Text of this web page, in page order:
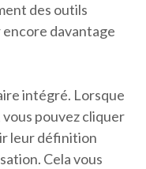
des outils
davantage
intégré. Lorsque
pouvez cliquer
leur définition
Cela vous